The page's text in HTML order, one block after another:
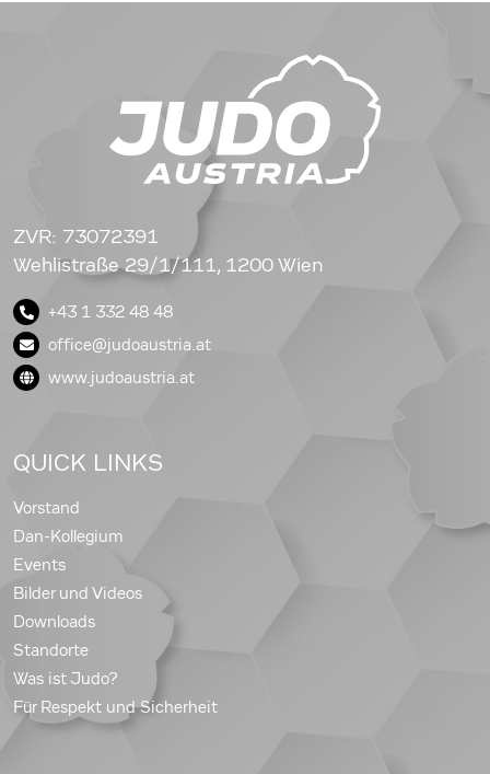
ZVR: 73072391
Wehlistraße 29/1/111, 1200 Wien
+43 1 332 48 48
office@judoaustria.at
www.judoaustria.at
QUICK LINKS
Vorstand
Dan-Kollegium
Events
Bilder und Videos
Downloads
Standorte
Was ist Judo?
Für Respekt und Sicherheit